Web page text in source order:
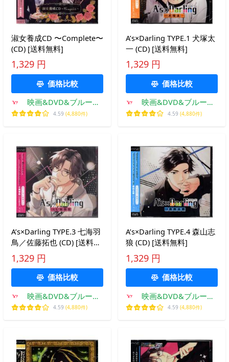
淑女養成CD 〜Complete〜
(CD) [送料無料]
1,329 円
価格比較
映画&DVD&ブルーレ
イならSORA
4.59 (4,880件)
A’s×Darling TYPE.1 犬塚太
一 (CD) [送料無料]
1,329 円
価格比較
映画&DVD&ブルーレ
イならSORA
4.59 (4,880件)
A’s×Darling TYPE.3 七海羽
鳥／佐藤拓也 (CD) [送料無
料]
1,329 円
価格比較
映画&DVD&ブルーレ
イならSORA
4.59 (4,880件)
A’s×Darling TYPE.4 森山志
狼 (CD) [送料無料]
1,329 円
価格比較
映画&DVD&ブルーレ
イならSORA
4.59 (4,880件)